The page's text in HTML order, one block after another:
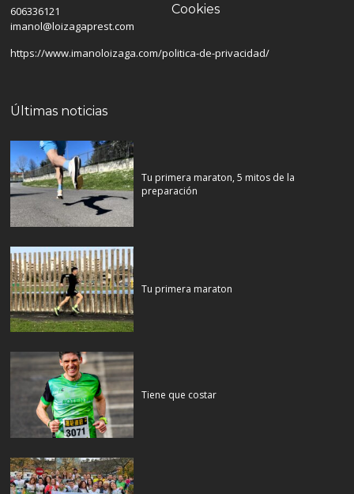
606336121
imanol@loizagaprest.com
Cookies
https://www.imanoloizaga.com/politica-de-privacidad/
Últimas noticias
Tu primera maraton, 5 mitos de la
preparación
Tu primera maraton
Tiene que costar